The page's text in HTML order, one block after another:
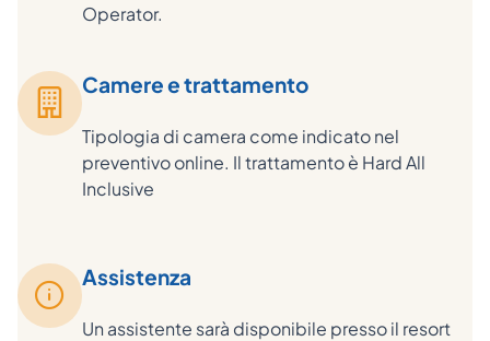
Operator.
Camere e trattamento
Tipologia di camera come indicato nel
preventivo online. Il trattamento è Hard All
Inclusive
Assistenza
Un assistente sarà disponibile presso il resort